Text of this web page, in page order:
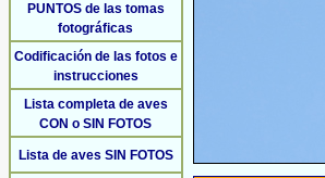
PUNTOS de las tomas
fotográficas
Codificación de las fotos e
instrucciones
Lista completa de aves
CON o SIN FOTOS
Lista de aves SIN FOTOS